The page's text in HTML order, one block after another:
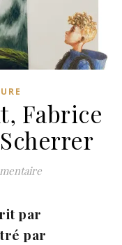
Fabrice
par
par